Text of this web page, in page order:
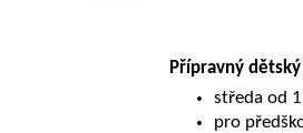
Přípravný
středa od
pro